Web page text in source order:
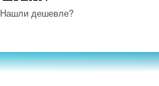
Нашли дешевле?